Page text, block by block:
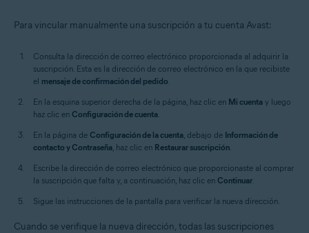
Para vincular manualmente una suscripción a tu cuenta Avast:
Consulta la dirección de correo electrónico proporcionada al adquirir la
suscripción. Esta es la dirección de correo electrónico en la que recibiste
el mensaje de confirmación del pedido.
En la esquina superior derecha de la página, haz clic en Mi cuenta y luego
haz clic en Configuración de cuenta.
En la página de Configuración de la cuenta, debajo de Información de
contacto y Contraseña, haz clic en Restaurar suscripción.
Escribe la dirección de correo electrónico que proporcionaste al comprar
la suscripción que falta y, a continuación, haz clic en Continuar.
Sigue las instrucciones de la pantalla para verificar la nueva dirección.
Cuando se verifique la nueva dirección, todas las suscripciones